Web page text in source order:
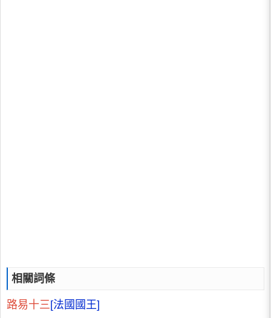
相關詞條
路易十三[法國國王]